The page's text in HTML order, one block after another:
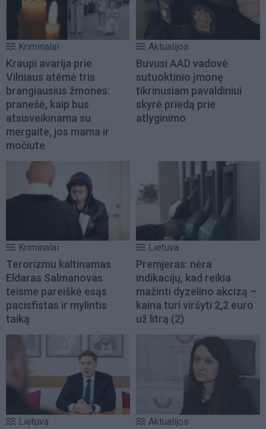
Kriminalai
Kraupi avarija prie
Vilniaus atėmė tris
brangiausius žmones:
pranešė, kaip bus
atsisveikinama su
mergaite, jos mama ir
močiute
Aktualijos
Buvusi AAD vadovė
sutuoktinio įmonę
tikrinusiam pavaldiniui
skyrė priedą prie
atlyginimo
Kriminalai
Terorizmu kaltinamas
Eldaras Salmanovas
teisme pareiškė esąs
pacisfistas ir mylintis
taiką
Lietuva
Premjeras: nėra
indikacijų, kad reikia
mažinti dyzelino akcizą –
kaina turi viršyti 2,2 euro
už litrą (2)
Lietuva Aktualijos